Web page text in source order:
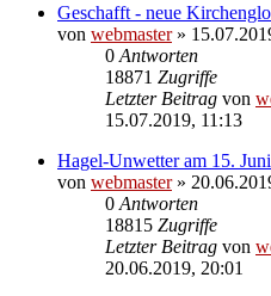
Geschafft - neue
von webmaster»
0 Antworten
18871 Zugriffe
Letzter Beitrag von
15.07.2019, 11:13
Hagel-Unwetter am 15.
von webmaster»
0 Antworten
18815 Zugriffe
Letzter Beitrag von
20.06.2019, 20:01